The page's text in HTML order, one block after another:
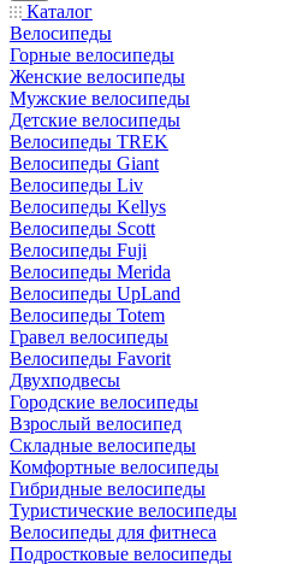
Каталог
Велосипеды
Горные велосипеды
Женские велосипеды
Мужские велосипеды
Детские велосипеды
Велосипеды TREK
Велосипеды Giant
Велосипеды Liv
Велосипеды Kellys
Велосипеды Scott
Велосипеды Fuji
Велосипеды Merida
Велосипеды UpLand
Велосипеды Totem
Гравел велосипеды
Велосипеды Favorit
Двухподвесы
Городские велосипеды
Взрослый велосипед
Складные велосипеды
Комфортные велосипеды
Гибридные велосипеды
Туристические велосипеды
Велосипеды для фитнеса
Подростковые велосипеды